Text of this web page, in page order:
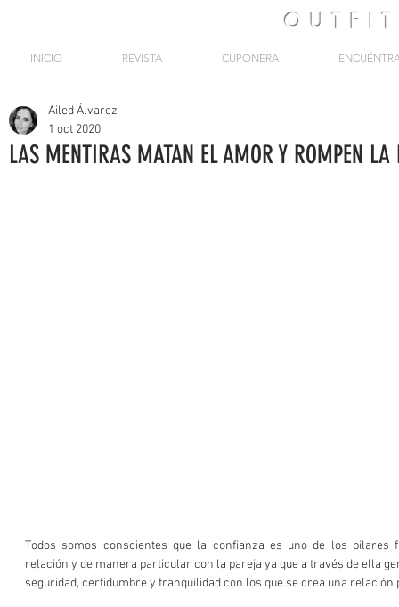
OUTFIT
INICIO REVISTA CUPONERA
LAS MENTIRAS MATAN EL AMOR Y ROMPEN LA
Ailed Álvarez
1 oct 2020
Todos somos conscientes que la confianza es uno de los pilares
relación y de manera particular con la pareja ya que a través de ella
seguridad, certidumbre y tranquilidad con los que se crea una